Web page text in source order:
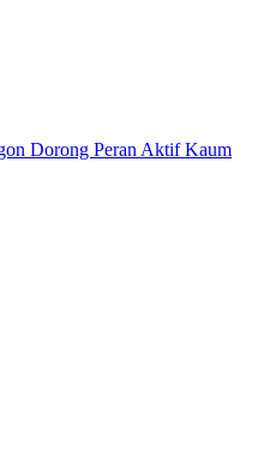
Dorong Peran Aktif Kaum